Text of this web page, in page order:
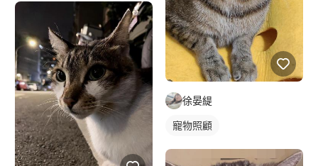
徐晏緹
寵物照顧